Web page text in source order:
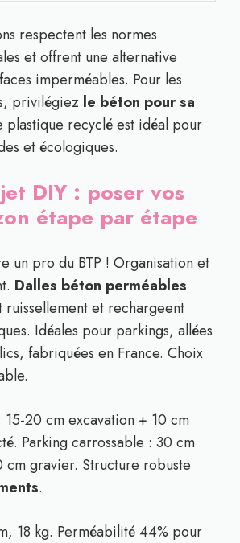
respectent les normes
et offrent une alternative
imperméables. Pour les
privilégiez le béton pour sa
plastique recyclé est idéal pour
et écologiques.
DIY : poser vos
étape par étape
un pro du BTP ! Organisation et
Dalles béton perméables
ruissellement et rechargeent
Idéales pour parkings, allées
fabriquées en France. Choix
20 cm excavation + 10 cm
Parking carrossable : 30 cm
cm gravier. Structure robuste
.
18 kg. Perméabilité 44% pour